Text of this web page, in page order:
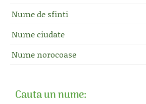
Nume de sfinti
Nume ciudate
Nume norocoase
Cauta un nume: